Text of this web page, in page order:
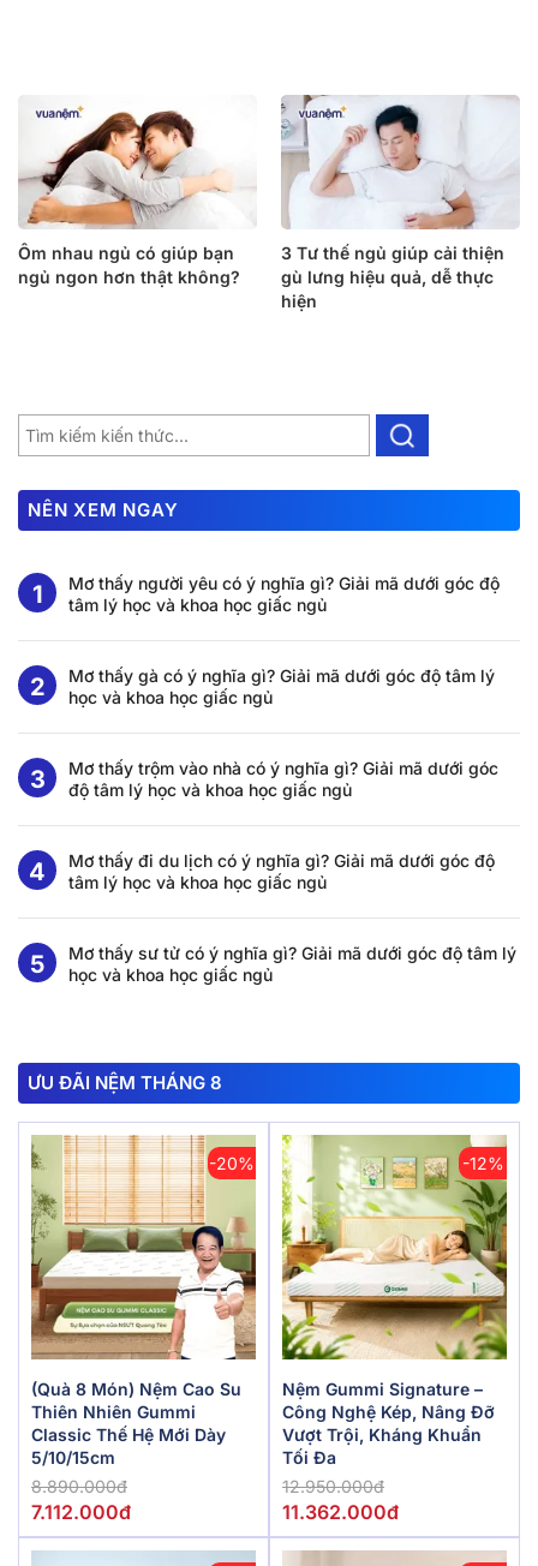
Ôm nhau ngủ có giúp bạn
ngủ ngon hơn thật không?
3 Tư thế ngủ giúp cải thiện
gù lưng hiệu quả, dễ thực
hiện
NÊN XEM NGAY
Mơ thấy người yêu có ý nghĩa gì? Giải mã dưới góc độ
tâm lý học và khoa học giấc ngủ
Mơ thấy gà có ý nghĩa gì? Giải mã dưới góc độ tâm lý
học và khoa học giấc ngủ
Mơ thấy trộm vào nhà có ý nghĩa gì? Giải mã dưới góc
độ tâm lý học và khoa học giấc ngủ
Mơ thấy đi du lịch có ý nghĩa gì? Giải mã dưới góc độ
tâm lý học và khoa học giấc ngủ
Mơ thấy sư tử có ý nghĩa gì? Giải mã dưới góc độ tâm lý
học và khoa học giấc ngủ
ƯU ĐÃI NỆM THÁNG 8
-20%
(Quà 8 Món) Nệm Cao Su
Thiên Nhiên Gummi
Classic Thế Hệ Mới Dày
5/10/15cm
8.890.000đ
7.112.000đ
-12%
Nệm Gummi Signature –
Công Nghệ Kép, Nâng Đỡ
Vượt Trội, Kháng Khuẩn
Tối Đa
12.950.000đ
11.362.000đ